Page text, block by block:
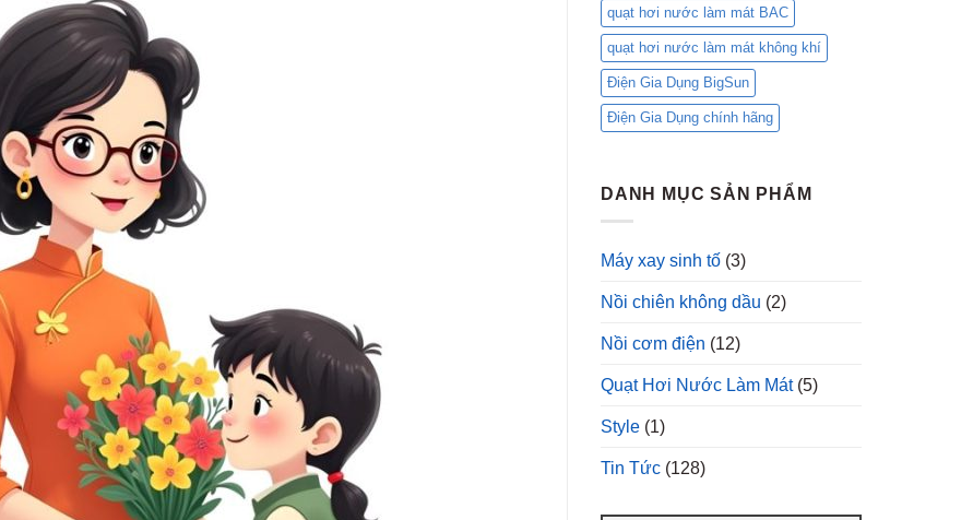
quạt hơi nước làm mát BAC
quạt hơi nước làm mát không khí
Điện Gia Dụng BigSun
Điện Gia Dụng chính hãng
DANH MỤC SẢN PHẨM
Máy xay sinh tố (3)
Nồi chiên không dầu (2)
Nồi cơm điện (12)
Quạt Hơi Nước Làm Mát(5)
Style (1)
Tin Tức (128)